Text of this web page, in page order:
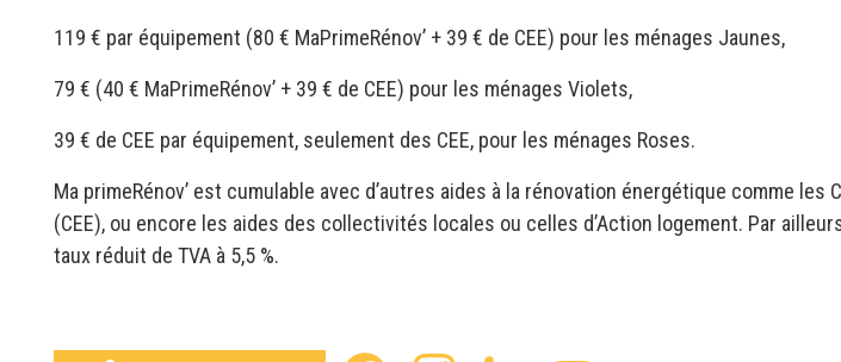
119 € par équipement (80 € MaPrimeRénov’ + 39 € de CEE) pour les ménages Jaunes,
79 € (40 € MaPrimeRénov’ + 39 € de CEE) pour les ménages Violets,
39 € de CEE par équipement, seulement des CEE, pour les ménages Roses.
Ma primeRénov’ est cumulable avec d’autres aides à la rénovation énergétique comme les
(CEE), ou encore les aides des collectivités locales ou celles d’Action logement. Par
taux réduit de TVA à 5,5 %.